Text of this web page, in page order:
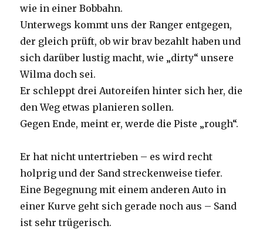
wie in einer Bobbahn.
Unterwegs kommt uns der Ranger entgegen,
der gleich prüft, ob wir brav bezahlt haben und
sich darüber lustig macht, wie „dirty“ unsere
Wilma doch sei.
Er schleppt drei Autoreifen hinter sich her, die
den Weg etwas planieren sollen.
Gegen Ende, meint er, werde die Piste „rough“.
Er hat nicht untertrieben – es wird recht
holprig und der Sand streckenweise tiefer.
Eine Begegnung mit einem anderen Auto in
einer Kurve geht sich gerade noch aus – Sand
ist sehr trügerisch.